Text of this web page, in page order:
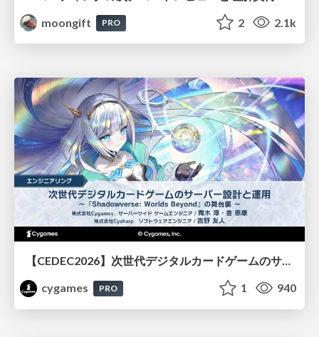
moongift
PRO 2 2.1k
【CEDEC2026】次世代デジタルカードゲームのサーバー設計と運用 〜『Shadowverse: Worlds Beyond』の舞台裏～
cygames
PRO 1 940